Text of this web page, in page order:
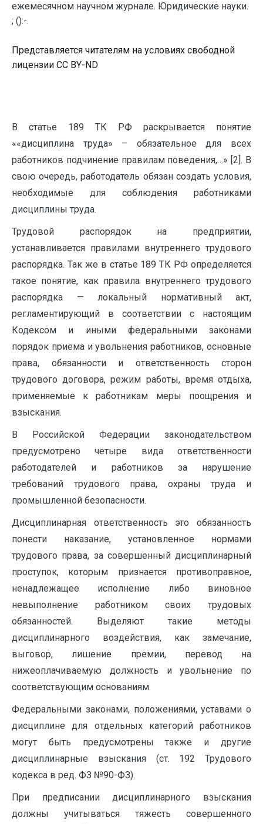
ежемесячном научном журнале. Юридические науки.
; ():-.
Представляется читателям на условиях свободной
лицензии CC BY-ND
В статье 189 ТК РФ раскрывается понятие
««дисциплина труда» – обязательное для всех
работников подчинение правилам поведения,…» [2]. В
свою очередь, работодатель обязан создать условия,
необходимые для соблюдения работниками
дисциплины труда.
Трудовой распорядок на предприятии,
устанавливается правилами внутреннего трудового
распорядка. Так же в статье 189 ТК РФ определяется
такое понятие, как правила внутреннего трудового
распорядка — локальный нормативный акт,
регламентирующий в соответствии с настоящим
Кодексом и иными федеральными законами
порядок приема и увольнения работников, основные
права, обязанности и ответственность сторон
трудового договора, режим работы, время отдыха,
применяемые к работникам меры поощрения и
взыскания.
В Российской Федерации законодательством
предусмотрено четыре вида ответственности
работодателей и работников за нарушение
требований трудового права, охраны труда и
промышленной безопасности.
Дисциплинарная ответственность это обязанность
понести наказание, установленное нормами
трудового права, за совершенный дисциплинарный
проступок, которым признается противоправное,
ненадлежащее исполнение либо виновное
невыполнение работником своих трудовых
обязанностей. Выделяют такие методы
дисциплинарного воздействия, как замечание,
выговор, лишение премии, перевод на
нижеоплачиваемую должность и увольнение по
соответствующим основаниям.
Федеральными законами, положениями, уставами о
дисциплине для отдельных категорий работников
могут быть предусмотрены также и другие
дисциплинарные взыскания (ст. 192 Трудового
кодекса в ред. ФЗ №90-ФЗ).
При предписании дисциплинарного взыскания
должны учитываться тяжесть совершенного